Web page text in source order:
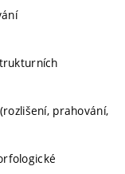
prahování,